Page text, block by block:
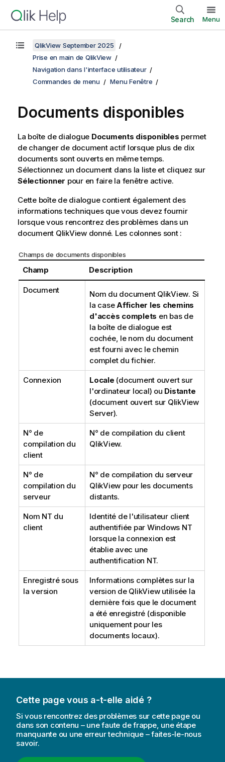
Search Menu
QlikView September 2025
Prise en main de QlikView
Navigation dans l'interface utilisateur
Commandes de menu
Menu Fenêtre
Documents disponibles
La boîte de dialogue Documents disponibles permet
de changer de document actif lorsque plus de dix
documents sont ouverts en même temps.
Sélectionnez un document dans la liste et cliquez sur
Sélectionner pour en faire la fenêtre active.
Cette boîte de dialogue contient également des
informations techniques que vous devez fournir
lorsque vous rencontrez des problèmes dans un
document QlikView donné. Les colonnes sont :
Champs de documents disponibles
Champ Description
Document Nom du document QlikView. Si
la caseAfficher les chemins
d'accès complets en bas de
la boîte de dialogue est
cochée, le nom du document
est fourni avec le chemin
complet du fichier.
Connexion Locale (document ouvert sur
l'ordinateur local) ou Distante
(document ouvert sur QlikView
Server).
N° de
compilation du
client
N° de compilation du client
QlikView.
N° de
compilation du
serveur
N° de compilation du serveur
QlikView pour les documents
distants.
Nom NT du
client
Identité de l'utilisateur client
authentifiée par Windows NT
lorsque la connexion est
établie avec une
authentification NT.
Enregistré sous
la version
Informations complètes sur la
version de QlikView utilisée la
dernière fois que le document
a été enregistré (disponible
uniquement pour les
documents locaux).
Cette page vous a-t-elle aidé ?
Si vous rencontrez des problèmes sur cette page ou
dans son contenu – une faute de frappe, une étape
manquante ou une erreur technique – faites-le-nous
savoir.